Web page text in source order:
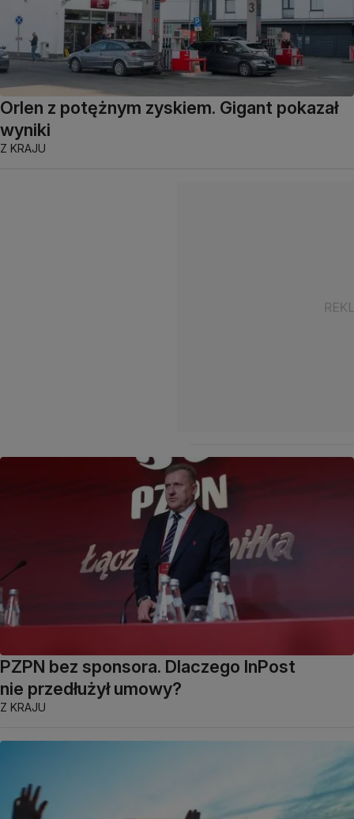
Orlen z potężnym zyskiem. Gigant pokazał
wyniki
Z KRAJU
PZPN bez sponsora. Dlaczego InPost
nie przedłużył umowy?
Z KRAJU